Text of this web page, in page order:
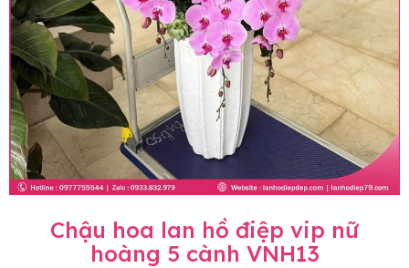
Chậu hoa lan hồ điệp vip nữ
hoàng 5 cành VNH13